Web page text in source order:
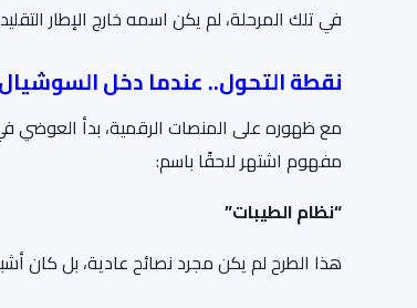
في تلك المرحلة، لم يكن اسمه خارج الإطار
نقطة التحول.. عندما دخل
مع ظهوره على المنصات الرقمية، بدأ العوضي
مفهوم اشتهر لاحقًا باسم:
“نظام الطيبات”
هذا الطرح لم يكن مجرد نصائح عادية، بل كان